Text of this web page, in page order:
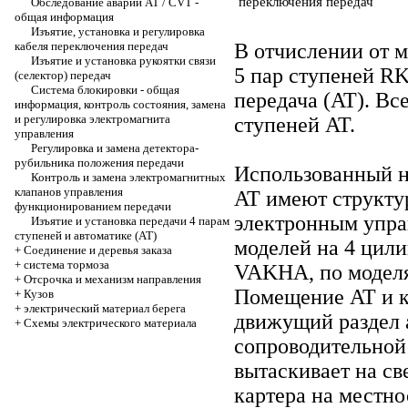
общая информация
Изъятие, установка и регулировка
кабеля переключения передач
Изъятие и установка рукоятки связи
(селектор) передач
Система блокировки - общая
информация, контроль состояния, замена
и регулировка электромагнита
управления
Регулировка и замена детектора-
рубильника положения передачи
Контроль и замена электромагнитных
клапанов управления
функционированием передачи
Изъятие и установка передачи 4 парам
ступеней и автоматике (AT)
+ Соединение и деревья заказа
+ система тормоза
+ Отсрочка и механизм направления
+ Кузов
+ электрический материал берега
+ Схемы электрического материала
В отчислении от
5 пар ступеней
передача (AT).
ступеней AT.
Использованный
AT имеют
электронным
моделей на 4
VAKHA, по
Помещение AT и
движущий раздел
вытаскивает на
картера на